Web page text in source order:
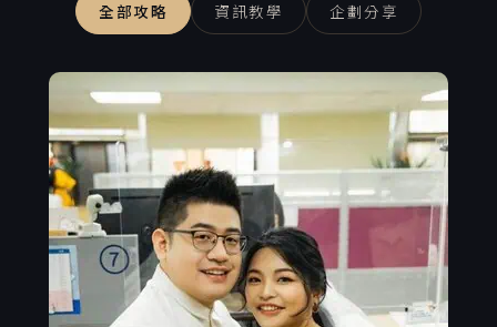
全部攻略 資訊教學 企劃分享